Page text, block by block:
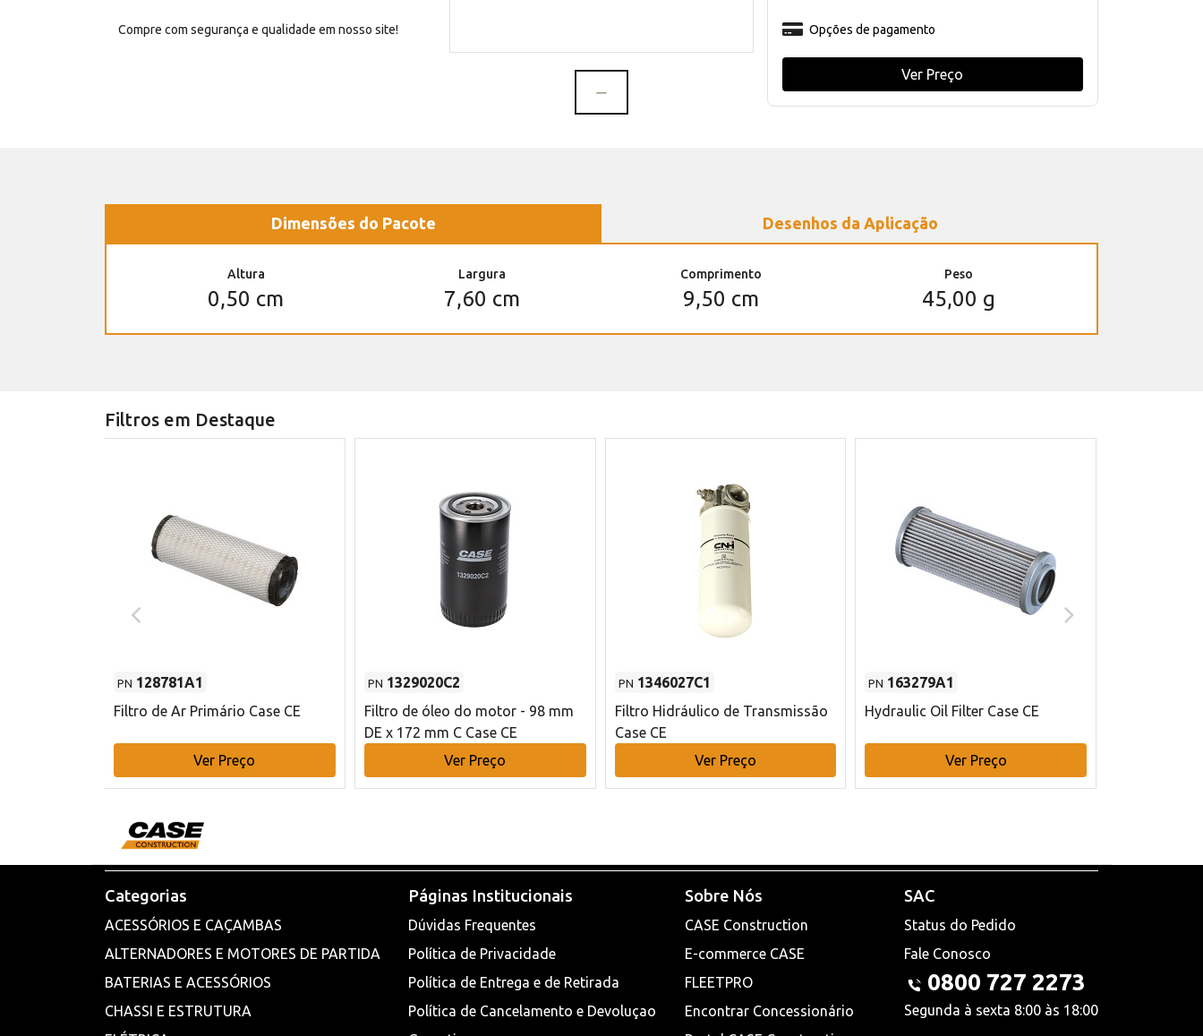
Compre com segurança e qualidade em nosso site! Opções de pagamento
Ver Preço
Dimensões do Pacote Desenhos da Aplicação
Altura
0,50 cm
Largura
7,60 cm
Comprimento
9,50 cm
Peso
45,00 g
Filtros em Destaque
PN 128781A1
Filtro de Ar Primário Case CE
Ver Preço
PN 1329020C2
Filtro de óleo do motor - 98 mm
DE x 172 mm C Case CE
Ver Preço
PN 1346027C1
Filtro Hidráulico de Transmissão
Case CE
Ver Preço
PN 163279A1
Hydraulic Oil Filter Case CE
Ver Preço
Categorias
ACESSÓRIOS E CAÇAMBAS
ALTERNADORES E MOTORES DE PARTIDA
BATERIAS E ACESSÓRIOS
CHASSI E ESTRUTURA
Páginas Institucionais
Dúvidas Frequentes
Política de Privacidade
Política de Entrega e de Retirada
Política de Cancelamento e Devoluçao
Sobre Nós
CASE Construction
E-commerce CASE
FLEETPRO
Encontrar Concessionário
SAC
Status do Pedido
Fale Conosco
0800 727 2273
Segunda à sexta 8:00 às 18:00